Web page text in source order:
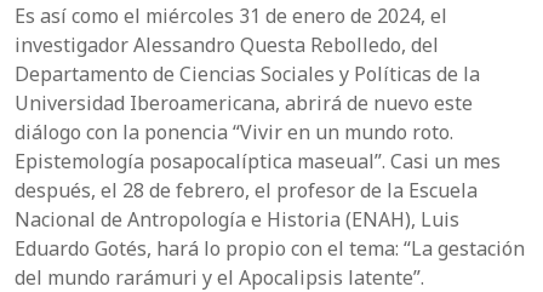
Es así como el miércoles 31 de enero de 2024, el
investigador Alessandro Questa Rebolledo, del
Departamento de Ciencias Sociales y Políticas de la
Universidad Iberoamericana, abrirá de nuevo este
diálogo con la ponencia “Vivir en un mundo roto.
Epistemología posapocalíptica maseual”. Casi un mes
después, el 28 de febrero, el profesor de la Escuela
Nacional de Antropología e Historia (ENAH), Luis
Eduardo Gotés, hará lo propio con el tema: “La gestación
del mundo rarámuri y el Apocalipsis latente”.